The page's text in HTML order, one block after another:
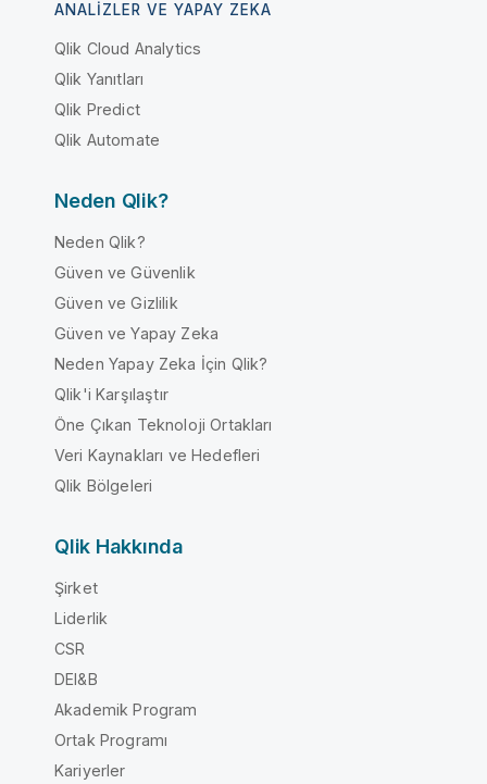
ANALIZLER VE YAPAY ZEKA
Qlik Cloud Analytics
Qlik Yanıtları
Qlik Predict
Qlik Automate
Neden Qlik?
Neden Qlik?
Güven ve Güvenlik
Güven ve Gizlilik
Güven ve Yapay Zeka
Neden Yapay Zeka İçin Qlik?
Qlik'i Karşılaştır
Öne Çıkan Teknoloji Ortakları
Veri Kaynakları ve Hedefleri
Qlik Bölgeleri
Qlik Hakkında
Şirket
Liderlik
CSR
DEI&B
Akademik Program
Ortak Programı
Kariyerler